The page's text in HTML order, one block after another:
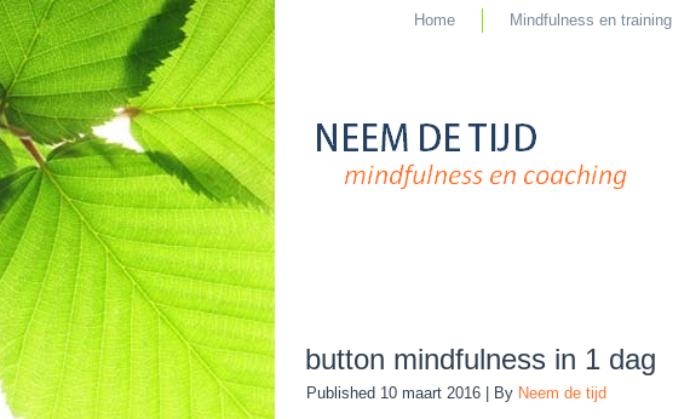
Home Mindfulness en training
button mindfulness in 1 dag
Published 10 maart 2016 By Neem de tijd